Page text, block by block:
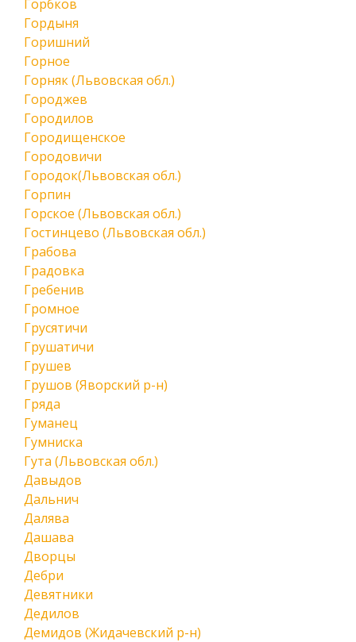
Горбков
Гордыня
Горишний
Горное
Горняк (Львовская обл.)
Городжев
Городилов
Городищенское
Городовичи
Городок(Львовская обл.)
Горпин
Горское (Львовская обл.)
Гостинцево (Львовская обл.)
Грабова
Градовка
Гребенив
Громное
Грусятичи
Грушатичи
Грушев
Грушов (Яворский р-н)
Гряда
Гуманец
Гумниска
Гута (Львовская обл.)
Давыдов
Дальнич
Далява
Дашава
Дворцы
Дебри
Девятники
Дедилов
Демидов (Жидачевский р-н)